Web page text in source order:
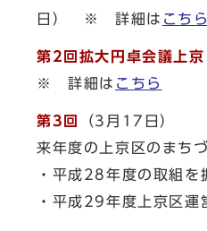
日） ※ 詳細は こちら
第2回拡大円卓会議上
※ 詳細は こちら
第3回
（3月17日）
来年度の上京区のまち
・平成28年度の取組を
・平成29年度上京区運